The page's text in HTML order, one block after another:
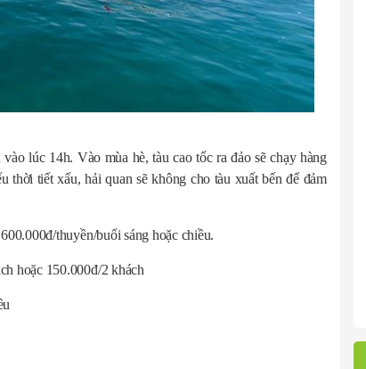
lúc 14h. Vào mùa hè, tàu cao tốc ra đảo sẽ chạy hàng
tiết xấu, hải quan sẽ không cho tàu xuất bến để đảm
thuyền/buổi sáng hoặc chiều.
hoặc 150.000đ/2 khách